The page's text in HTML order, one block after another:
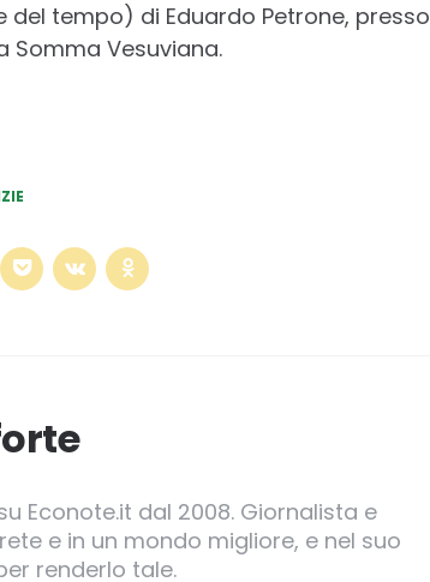
del tempo) di Eduardo Petrone, presso
Somma Vesuviana.
Econote.it dal 2008. Giornalista e
e in un mondo migliore, e nel suo
renderlo tale.